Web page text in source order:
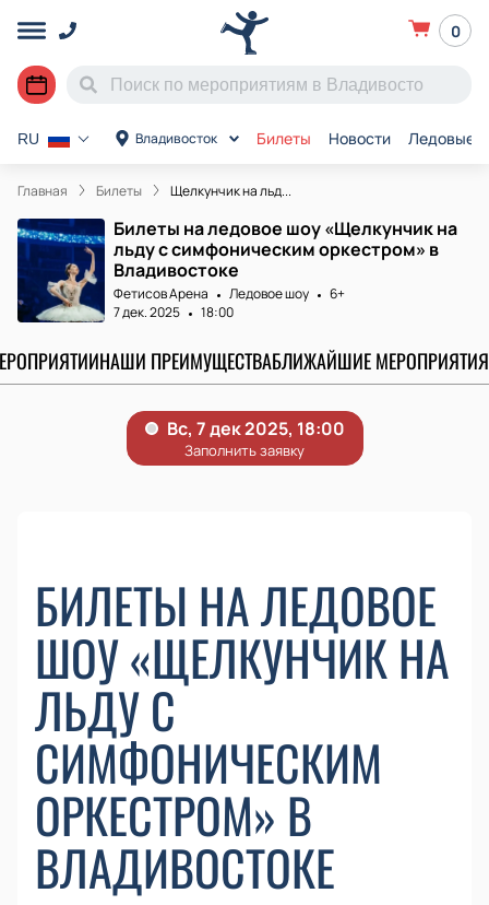
0
Владивосток Билеты Новости Ледовые
RU
Главная Билеты Щелкунчик на льд...
Билеты на ледовое шоу «Щелкунчик на
льду с симфоническим оркестром» в
Владивостоке
Фетисов Арена Ледовое шоу
6+
7 дек. 2025
18:00
НАШИ ПРЕИМУЩЕСТВАБЛИЖАЙШИЕ МЕРОПРИЯТИЯ
БИЛЕТЫ НА ЛЕДОВОЕ
ШОУ «ЩЕЛКУНЧИК НА
ЛЬДУ С
СИМФОНИЧЕСКИМ
ОРКЕСТРОМ» В
ВЛАДИВОСТОКЕ